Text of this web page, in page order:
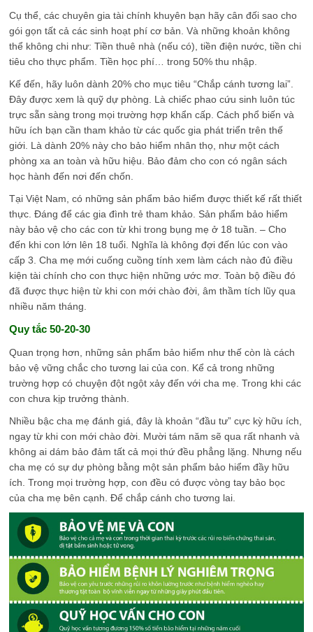
Cụ thể, các chuyên gia tài chính khuyên bạn hãy cân đối sao cho
gói gọn tất cả các sinh hoạt phí cơ bản. Và những khoản không
thể không chi như: Tiền thuê nhà (nếu có), tiền điện nước, tiền chi
tiêu cho thực phẩm. Tiền học phí… trong 50% thu nhập.
Kế đến, hãy luôn dành 20% cho mục tiêu “Chắp cánh tương lai”.
Đây được xem là quỹ dự phòng. Là chiếc phao cứu sinh luôn túc
trực sẵn sàng trong mọi trường hợp khẩn cấp. Cách phổ biến và
hữu ích bạn cần tham khảo từ các quốc gia phát triển trên thế
giới. Là dành 20% này cho bảo hiểm nhân thọ, như một cách
phòng xa an toàn và hữu hiệu. Bảo đảm cho con có ngân sách
học hành đến nơi đến chốn.
Tại Việt Nam, có những sản phẩm bảo hiểm được thiết kế rất thiết
thực. Đáng để các gia đình trẻ tham khảo. Sản phẩm bảo hiểm
này bảo vệ cho các con từ khi trong bụng mẹ ở 18 tuần. – Cho
đến khi con lớn lên 18 tuổi. Nghĩa là không đợi đến lúc con vào
cấp 3. Cha mẹ mới cuống cuồng tính xem làm cách nào đủ điều
kiện tài chính cho con thực hiện những ước mơ. Toàn bộ điều đó
đã được thực hiện từ khi con mới chào đời, âm thầm tích lũy qua
nhiều năm tháng.
Quy tắc 50-20-30
Quan trọng hơn, những sản phẩm bảo hiểm như thế còn là cách
bảo vệ vững chắc cho tương lai của con. Kể cả trong những
trường hợp có chuyện đột ngột xảy đến với cha mẹ. Trong khi các
con chưa kịp trưởng thành.
Nhiều bậc cha mẹ đánh giá, đây là khoản “đầu tư” cực kỳ hữu ích,
ngay từ khi con mới chào đời. Mười tám năm sẽ qua rất nhanh và
không ai dám bảo đảm tất cả mọi thứ đều phẳng lặng. Nhưng nếu
cha mẹ có sự dự phòng bằng một sản phẩm bảo hiểm đầy hữu
ích. Trong mọi trường hợp, con đều có được vòng tay bảo bọc
của cha mẹ bên cạnh. Để chắp cánh cho tương lai.